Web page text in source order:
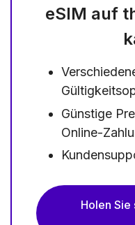
eSIM auf
Günstige
Online-
Holen